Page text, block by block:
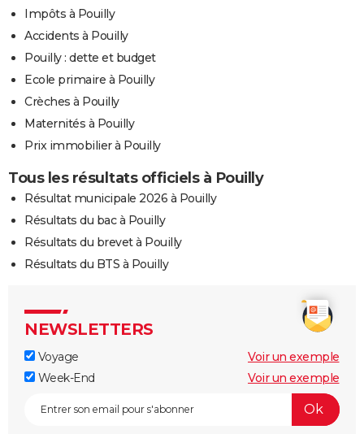
Impôts à Pouilly
Accidents à Pouilly
Pouilly : dette et budget
Ecole primaire à Pouilly
Crèches à Pouilly
Maternités à Pouilly
Prix immobilier à Pouilly
Tous les résultats officiels à Pouilly
Résultat municipale 2026 à Pouilly
Résultats du bac à Pouilly
Résultats du brevet à Pouilly
Résultats du BTS à Pouilly
NEWSLETTERS
Voyage
Voir un exemple
Week-End
Voir un exemple